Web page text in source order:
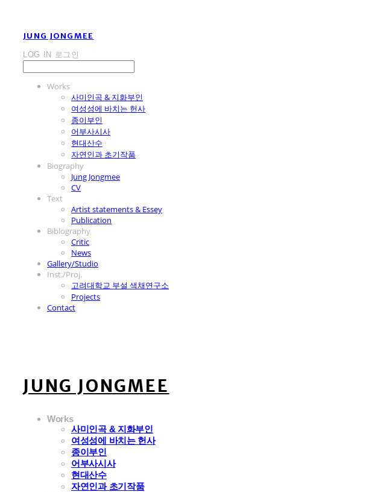
JUNG JONGMEE
LOG IN 로그인
Works
사미인곡 & 지화부인
여성성에 바치는 헌사
종이부인
어부사시사
현대산수
자연인과 초기작품
Biography
Jung Jongmee
CV
Text
Artist statements & Essey
Publication
Biblography
Critic
News
Gallery/Studio
Inst./Proj.
고려대학교 부설 색채연구소
Projects
Contact
JUNG JONGMEE
Works
사미인곡 & 지화부인
여성성에 바치는 헌사
종이부인
어부사시사
현대산수
자연인과 초기작품